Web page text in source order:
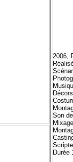
2006,
Son
Durée